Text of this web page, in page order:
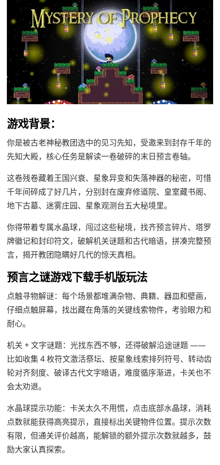
游戏背景：
你是被古老神秘教团选中的见习先知，受邀来到封存千年的
先知大殿，核心任务是解读一卷破碎的末日预言卷轴。
这卷残卷藏着王国兴衰、星象异变和失落神器的秘密，可惜
千年间碎成了好几片，分别封在废弃修道院、皇室藏书阁、
地下古墓、迷雾庄园、星象观测台五大秘境里。
你得带着专属水晶球，闯过这些秘境，找齐预言碎片、塔罗
牌徽记和封印符文，破解机关谜题和古代暗语，拼凑完整预
言，揭开教团隐瞒好几代的惊天真相。
预言之谜游戏下载手机版玩法
点触寻物解谜：每个场景都堆满杂物、典籍、器皿和壁画，
仔细点触屏幕，找出藏在角落的关键线索物件，考验眼力和
耐心。
机关 + 文字谜题：光找东西不够，还得破解沿途谜题 ——
比如收集 4 枚符文激活祭坛、按星象线索排列符号、转动齿
轮对齐刻度、破译古代文字暗语，难度循序渐进，卡关也不
会太劝退。
水晶球提示功能：卡关太久不用慌，点击底部水晶球，消耗
点数就能获得高亮提示，直接标出关键物件位置。提示次数
有限，但通关评价越高，能解锁的额外提示次数就越多，鼓
励大家认真探索。